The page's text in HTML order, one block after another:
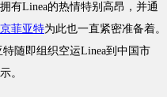
有Linea的热情特别高昂，并通
菲亚特为此也一直紧密准备着。
特随即组织空运Linea到中国市
。